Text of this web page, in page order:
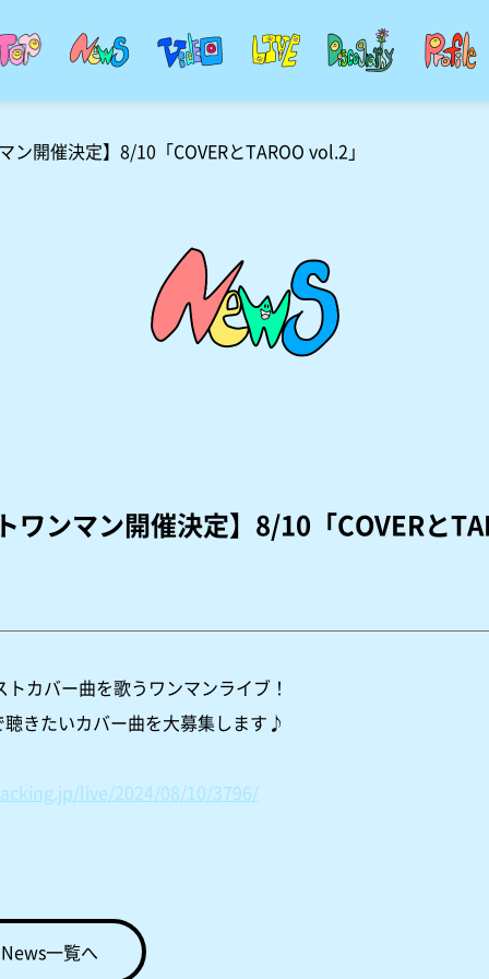
ン開催決定】8/10「COVERとTAROO vol.2」
ワンマン開催決定】8/10「COVERと
トカバー曲を歌うワンマンライブ！
聴きたいカバー曲を大募集します♪
live/2024/08/10/3796/
News一覧へ